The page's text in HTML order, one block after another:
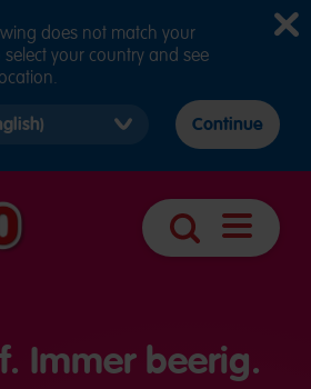
Suche
Immer beerig.
does not match your
select your country and see
Continue